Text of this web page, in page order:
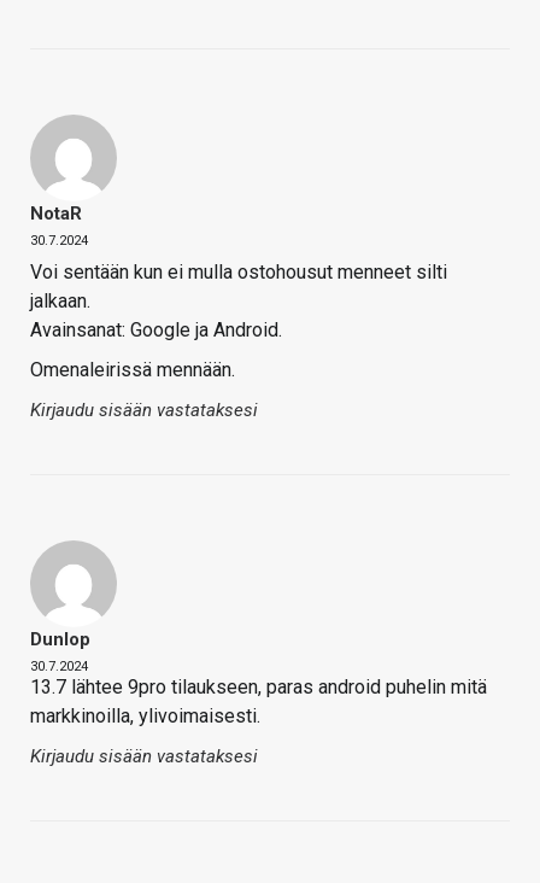
NotaR
30.7.2024
Voi sentään kun ei mulla ostohousut menneet silti
jalkaan.
Avainsanat: Google ja Android.
Omenaleirissä mennään.
Kirjaudu sisään vastataksesi
Dunlop
30.7.2024
13.7 lähtee 9pro tilaukseen, paras android puhelin mitä
markkinoilla, ylivoimaisesti.
Kirjaudu sisään vastataksesi